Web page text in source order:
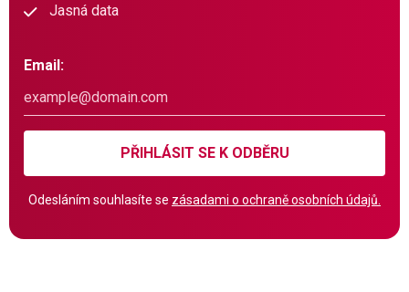
Jasná data
Email:
PŘIHLÁSIT SE K ODBĚRU
Odesláním souhlasíte se zásadami o ochraně osobních údajů.